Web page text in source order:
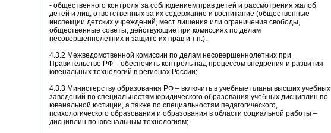
- общественного контроля за соблюдением прав детей и рассмотрения жалоб
детей и лиц, ответственных за их содержание и воспитание (общественные
инспекции детских учреждений, мест лишения или ограничения свободы,
общественные советы, действующие при комиссиях по делам
несовершеннолетних и защите их прав и т.п.).
4.3.2 Межведомственной комиссии по делам несовершеннолетних при
Правительстве РФ – обеспечить контроль над процессом внедрения и развития
ювенальных технологий в регионах России;
4.3.3 Министерству образования РФ – включить в учебные планы высших учебных
заведений по специальностям юридического образования учебных дисциплин по
ювенальной юстиции, а также по специальностям педагогического,
психологического образования и образования в области социальной работы –
дисциплин по ювенальным технологиям;